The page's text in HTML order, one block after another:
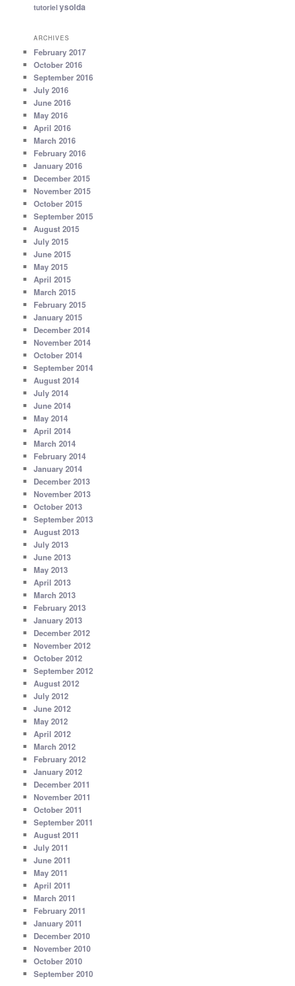
tutorielysolda
ARCHIVES
February 2017
October 2016
September 2016
July 2016
June 2016
May 2016
April 2016
March 2016
February 2016
January 2016
December 2015
November 2015
October 2015
September 2015
August 2015
July 2015
June 2015
May 2015
April 2015
March 2015
February 2015
January 2015
December 2014
November 2014
October 2014
September 2014
August 2014
July 2014
June 2014
May 2014
April 2014
March 2014
February 2014
January 2014
December 2013
November 2013
October 2013
September 2013
August 2013
July 2013
June 2013
May 2013
April 2013
March 2013
February 2013
January 2013
December 2012
November 2012
October 2012
September 2012
August 2012
July 2012
June 2012
May 2012
April 2012
March 2012
February 2012
January 2012
December 2011
November 2011
October 2011
September 2011
August 2011
July 2011
June 2011
May 2011
April 2011
March 2011
February 2011
January 2011
December 2010
November 2010
October 2010
September 2010